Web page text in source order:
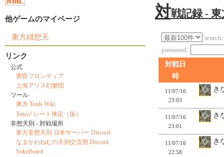
対戦記録 -
search:
password:
対戦日
時
11/07/16
23:03
き
11/07/16
23:01
き
11/07/16
22:58
き
他ゲームのマイページ
東方緋想天
リンク
公式
黄昏フロンティア
上海アリス幻樂団
ツール
東方 Tools Wiki
Tenco! レート推定（仮）
非想天則 - 対戦場所
東方非想天則 日本サーバー Discord
なまかわねむの天則交流用 Discord
SokuBoard